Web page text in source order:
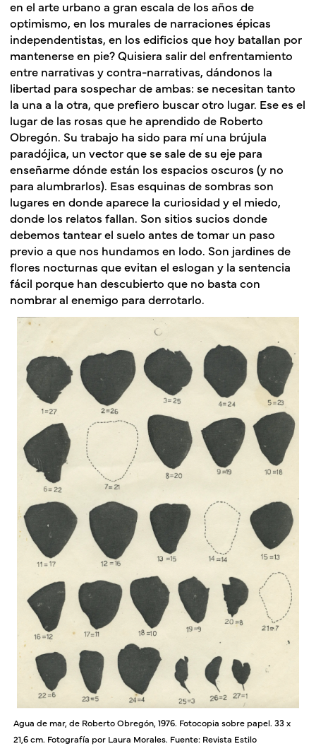
en el arte urbano a gran escala de los años de
optimismo, en los murales de narraciones épicas
independentistas, en los edificios que hoy batallan por
mantenerse en pie? Quisiera salir del enfrentamiento
entre narrativas y contra-narrativas, dándonos la
libertad para sospechar de ambas: se necesitan tanto
la una a la otra, que prefiero buscar otro lugar. Ese es el
lugar de las rosas que he aprendido de Roberto
Obregón. Su trabajo ha sido para mí una brújula
paradójica, un vector que se sale de su eje para
enseñarme dónde están los espacios oscuros (y no
para alumbrarlos). Esas esquinas de sombras son
lugares en donde aparece la curiosidad y el miedo,
donde los relatos fallan. Son sitios sucios donde
debemos tantear el suelo antes de tomar un paso
previo a que nos hundamos en lodo. Son jardines de
flores nocturnas que evitan el eslogan y la sentencia
fácil porque han descubierto que no basta con
nombrar al enemigo para derrotarlo.
Agua de mar, de Roberto Obregón, 1976. Fotocopia sobre papel. 33 x
21,6 cm. Fotografía por Laura Morales. Fuente: Revista Estilo